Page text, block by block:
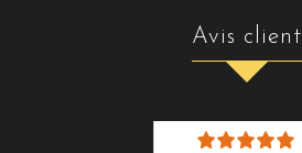
avis client